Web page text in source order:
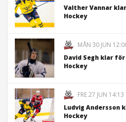
Valther Vannar
Hockey
MÅN 30 JUN
David Segh klar
Hockey
FRE 27 JUN 14:13
Ludvig Andersson
Hockey